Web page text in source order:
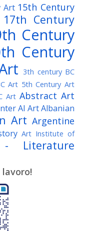
Art 15th Century
17th Century
Century
Century
3th century BC
Art 5th Century Art
Art Abstract Art
AI ArtAlbanian
Art Argentine
Art Institute of
Literature
Baroque Art
Art
Art
Art
Art